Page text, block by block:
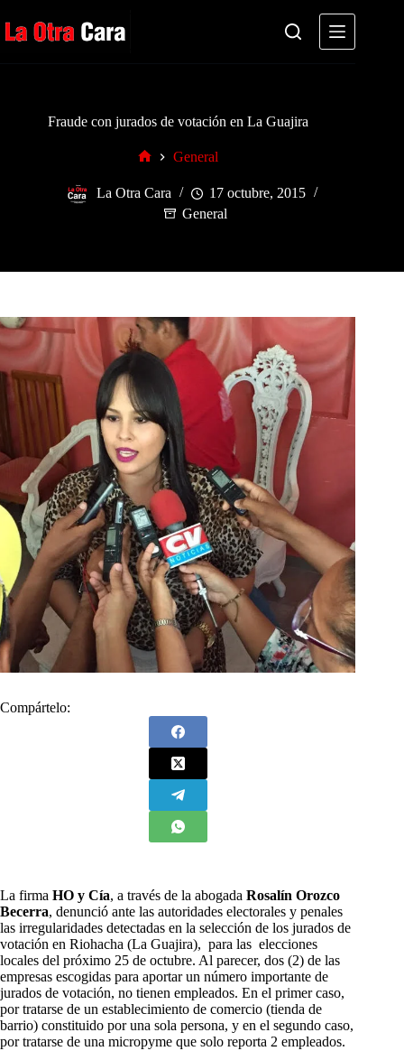
al
contenido
Fraude con jurados de votación en La Guajira
General
La Otra Cara
17 octubre, 2015
General
Compártelo:
La firma HO y Cía, a través de la abogada Rosalín Orozco
Becerra, denunció ante las autoridades electorales y penales
las irregularidades detectadas en la selección de los jurados de
votación en Riohacha (La Guajira), para las elecciones
locales del próximo 25 de octubre. Al parecer, dos (2) de las
empresas escogidas para aportar un número importante de
jurados de votación, no tienen empleados. En el primer caso,
por tratarse de un establecimiento de comercio (tienda de
barrio) constituido por una sola persona, y en el segundo caso,
por tratarse de una micropyme que solo reporta 2 empleados.